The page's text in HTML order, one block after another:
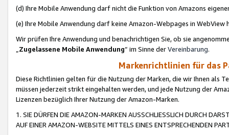
(d) Ihre Mobile Anwendung darf nicht die Funktion von Amazons
(e) Ihre Mobile Anwendung darf keine Amazon-Webpages in WebView
Wir prüfen Ihre Anwendung und benachrichtigen Sie, ob sie
„Zugelassene Mobile Anwendung“ im Sinne derVereinbarung.
Markenrichtlinien für das
Diese Richtlinien gelten für die Nutzung der Marken, die wir Ihnen als
müssen jederzeit strikt eingehalten werden, und jede Nutzung der
Lizenzen bezüglich Ihrer Nutzung der Amazon-Marken.
1. SIE DÜRFEN DIE AMAZON-MARKEN AUSSCHLIESSLICH DURCH
AUF EINER AMAZON-WEBSITE MITTELS EINES ENTSPRECHENDEN